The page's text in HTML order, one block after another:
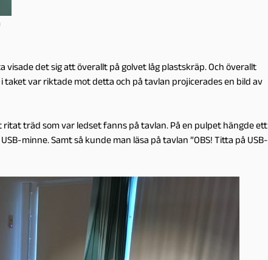
visade det sig att överallt på golvet låg plastskräp. Och överallt
taket var riktade mot detta och på tavlan projicerades en bild av
träd som var ledset fanns på tavlan. På en pulpet hängde ett
minne. Samt så kunde man läsa på tavlan ”OBS! Titta på USB-